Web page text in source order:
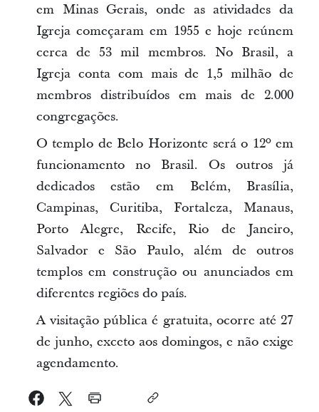
em Minas Gerais, onde as atividades da
Igreja começaram em 1955 e hoje reúnem
cerca de 53 mil membros. No Brasil, a
Igreja conta com mais de 1,5 milhão de
membros distribuídos em mais de 2.000
congregações.
O templo de Belo Horizonte será o 12º em
funcionamento no Brasil. Os outros já
dedicados estão em Belém, Brasília,
Campinas, Curitiba, Fortaleza, Manaus,
Porto Alegre, Recife, Rio de Janeiro,
Salvador e São Paulo, além de outros
templos em construção ou anunciados em
diferentes regiões do país.
A visitação pública é gratuita, ocorre até 27
de junho, exceto aos domingos, e não exige
agendamento.